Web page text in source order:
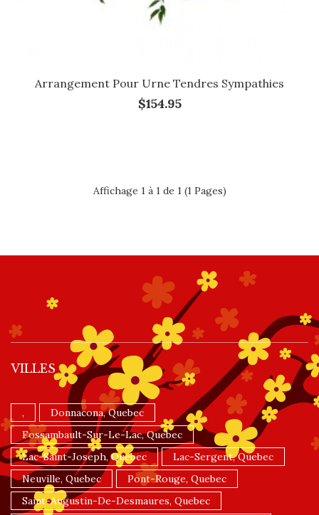
Arrangement Pour Urne Tendres Sympathies
$154.95
Affichage 1 à 1 de 1 (1 Pages)
VILLES
,
Donnacona, Quebec
Fossambault-Sur-Le-Lac, Quebec
Lac-Saint-Joseph, Quebec
Lac-Sergent, Quebec
Neuville, Quebec
Pont-Rouge, Quebec
Saint-Augustin-De-Desmaures, Quebec